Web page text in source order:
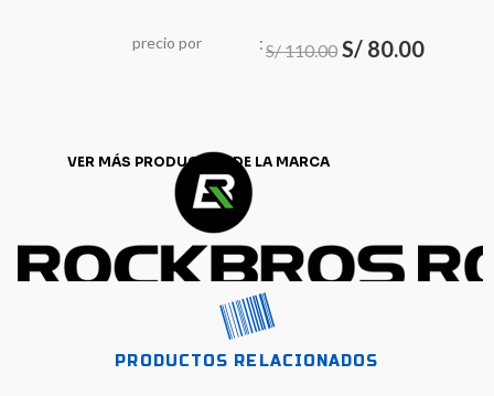
precio por :S/110.00 El
S/ 80.00El
VER MÁS PRODUCTOS DE LA MARCA
PRODUCTOS RELACIONADOS